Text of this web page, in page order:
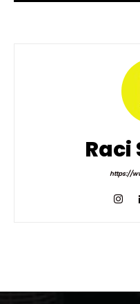
Raci
https://